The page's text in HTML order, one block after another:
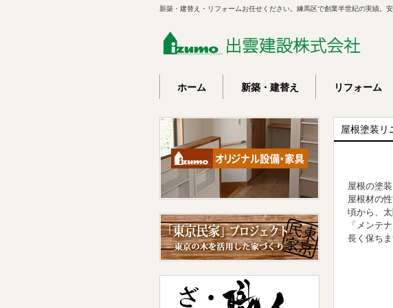
新築・建替え・リフォームお任せください。練馬区で創業半世紀の実績。
ホーム 新築・建替え リフォーム
屋根塗装リ
屋根の塗
屋根材の
頃から、
「メンテ
長く保ちま